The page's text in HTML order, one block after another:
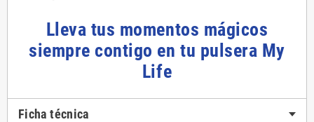
Lleva tus momentos mágicos
siempre contigo en tu pulsera My
Life
Ficha técnica